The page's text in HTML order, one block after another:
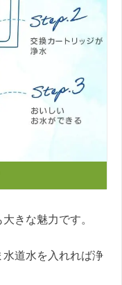
きな魅力です。
水道水を入れれば浄